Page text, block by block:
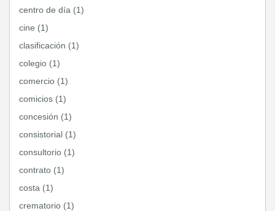
centro de día (1)
cine (1)
clasificación (1)
colegio (1)
comercio (1)
comicios (1)
concesión (1)
consistorial (1)
consultorio (1)
contrato (1)
costa (1)
crematorio (1)